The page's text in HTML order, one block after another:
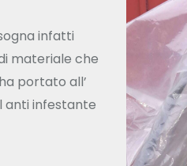
infatti
materiale che
portato all’
anti infestante